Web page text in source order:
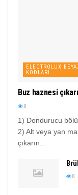
ELECTROLUX
KODLARI
Buz haznesi
0
1) Dondurucu
2) Alt veya yan
çıkarın...
0